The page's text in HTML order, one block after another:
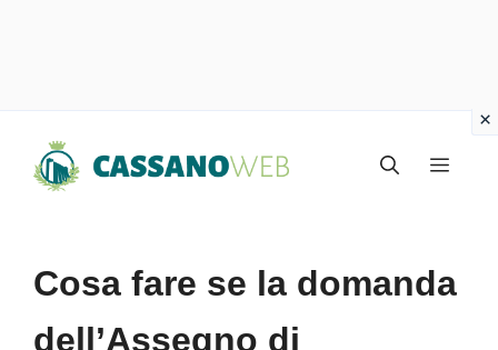
Menu
Cosa fare se la domanda
dell’Assegno di